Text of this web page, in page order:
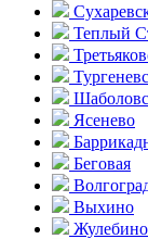
Теплый
Ясенево
Беговая
Выхино
Жулебино